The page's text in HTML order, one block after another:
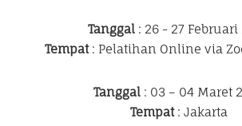
Tanggal: 26 - 27 Februari
Tempat: Pelatihan Online via
Tanggal: 03 – 04 Maret
Tempat: Jakarta